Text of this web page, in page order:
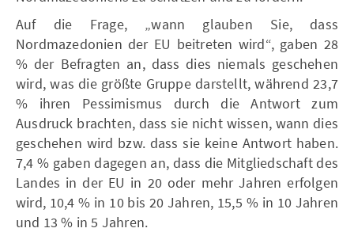
Auf die Frage, „wann glauben Sie, dass
Nordmazedonien der EU beitreten wird“, gaben 28
% der Befragten an, dass dies niemals geschehen
wird, was die größte Gruppe darstellt, während 23,7
% ihren Pessimismus durch die Antwort zum
Ausdruck brachten, dass sie nicht wissen, wann dies
geschehen wird bzw. dass sie keine Antwort haben.
7,4 % gaben dagegen an, dass die Mitgliedschaft des
Landes in der EU in 20 oder mehr Jahren erfolgen
wird, 10,4 % in 10 bis 20 Jahren, 15,5 % in 10 Jahren
und 13 % in 5 Jahren.